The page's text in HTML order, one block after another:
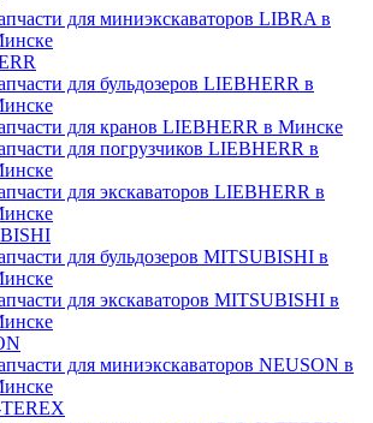
для миниэкскаваторов LIBRA в
для бульдозеров LIEBHERR в
для кранов LIEBHERR в Минске
для погрузчиков LIEBHERR в
для экскаваторов LIEBHERR в
для бульдозеров MITSUBISHI в
для экскаваторов MITSUBISHI в
для миниэкскаваторов NEUSON в